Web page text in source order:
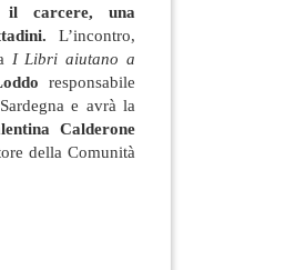
il carcere, una
L’incontro,
I Libri aiutano a
responsabile
e avrà la
Calderone
della Comunità